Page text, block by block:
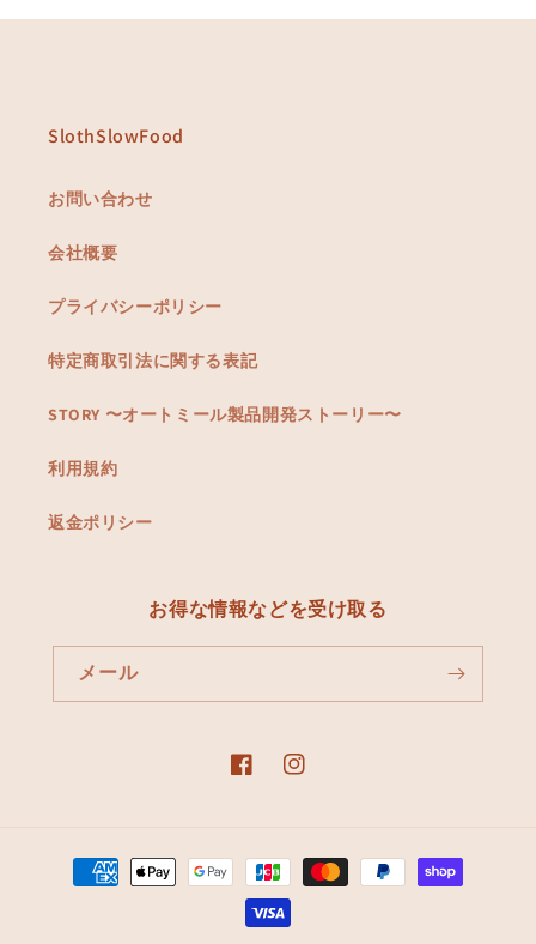
SlothSlowFood
お問い合わせ
会社概要
プライバシーポリシー
特定商取引法に関する表記
STORY 〜オートミール製品開発ストーリー〜
利用規約
返金ポリシー
お得な情報などを受け取る
メール
FacebookInstagram